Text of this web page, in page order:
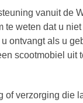
vanuit de
weten dat u
ontvangt als u
scootmobiel uit
verzorging die